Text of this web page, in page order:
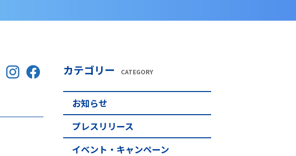
カテゴリー CATEGORY
お知らせ
プレスリリース
イベント・キャンペーン